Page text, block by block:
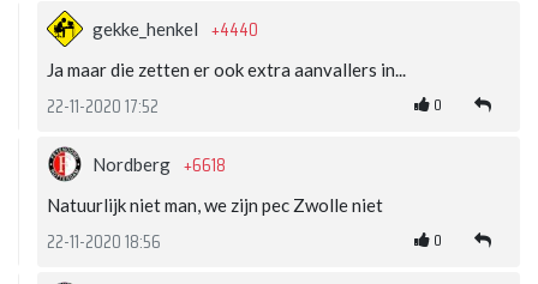
gekke_henkel +4440
Ja maar die zetten er ook extra aanvallers in...
22-11-2020 17:52 0
Nordberg +6618
Natuurlijk niet man, we zijn pec Zwolle niet
22-11-2020 18:56 0